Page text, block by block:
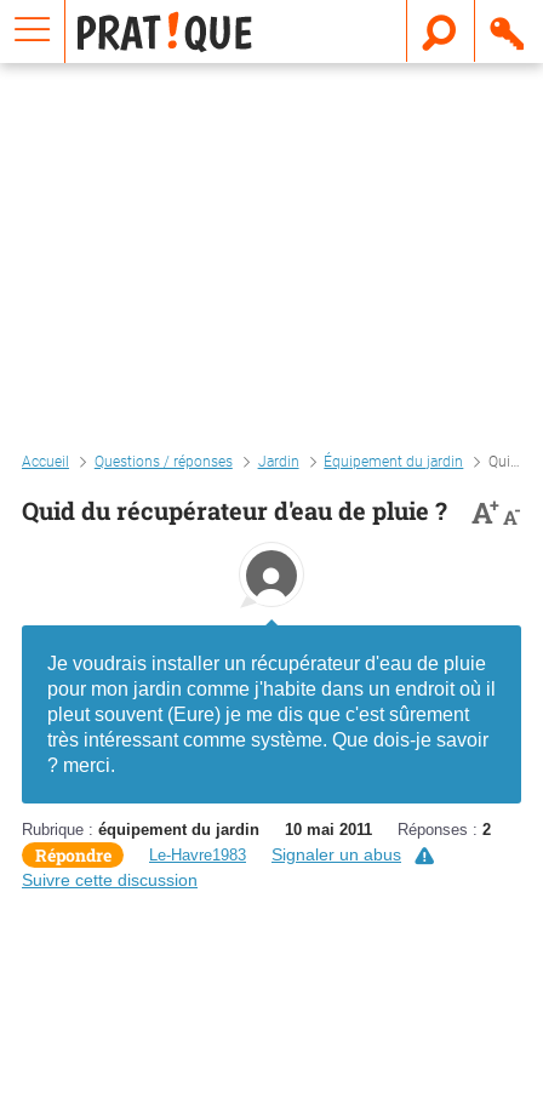
Accueil Questions / réponses Jardin Équipement du jardin Quid du récupérateur d'eau de pluie ?
Quid du récupérateur d'eau de pluie ? A+A-
Je voudrais installer un récupérateur d'eau de pluie
pour mon jardin comme j'habite dans un endroit où il
pleut souvent (Eure) je me dis que c'est sûrement
très intéressant comme système. Que dois-je savoir
? merci.
Rubrique : équipement du jardin 10 mai 2011 Réponses : 2
Répondre Le-Havre1983
Signaler un abus
Suivre cette discussion
E
m
a